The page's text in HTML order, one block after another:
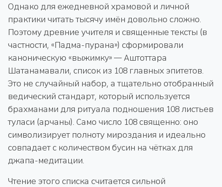
Однако для ежедневной храмовой и личной
практики читать тысячу имён довольно сложно.
Поэтому древние учителя и священные тексты (в
частности, «Падма-пурана») сформировали
каноническую «выжимку» — Аштоттара
Шатанамавали, список из 108 главных эпитетов.
Это не случайный набор, а тщательно отобранный
ведический стандарт, который используется
брахманами для ритуала подношения 108 листьев
туласи (арчаны). Само число 108 священно: оно
символизирует полноту мироздания и идеально
совпадает с количеством бусин на чётках для
джапа-медитации.
Чтение этого списка считается сильной